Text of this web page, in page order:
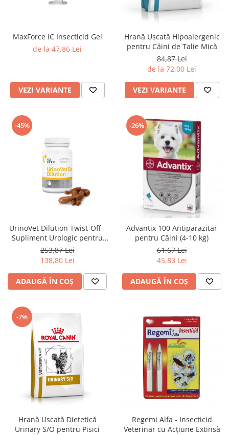
MaxForce IC Insecticid Gel
de la 47,86 Lei
VEZI VARIANTE
Hrană Uscată Hipoalergenic
pentru Câini de Talie Mică
84,87 Lei
de la 72,00 Lei
VEZI VARIANTE
-45%
UrinoVet Dilution Twist-Off -
Supliment Urologic pentru
Pisici
253,87 Lei
138,80 Lei
ADAUGĂ ÎN COȘ
-26%
Advantix 100 Antiparazitar
pentru Câini (4-10 kg)
61,67 Lei
45,83 Lei
ADAUGĂ ÎN COȘ
-7%
Hrană Uscată Dietetică
Urinary S/O pentru Pisici
Regemi Alfa - Insecticid
Veterinar cu Acțiune Extinsă